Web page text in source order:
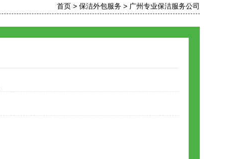
首页 > 保洁外包服务 > 广州专业保洁服务公司